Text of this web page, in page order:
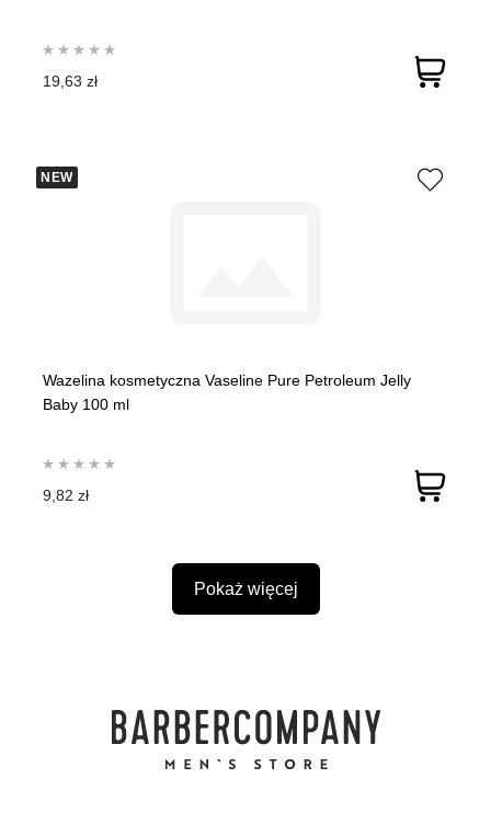
19,63 zł
NEW
Wazelina kosmetyczna Vaseline Pure Petroleum Jelly
Baby 100 ml
9,82 zł
Pokaż więcej